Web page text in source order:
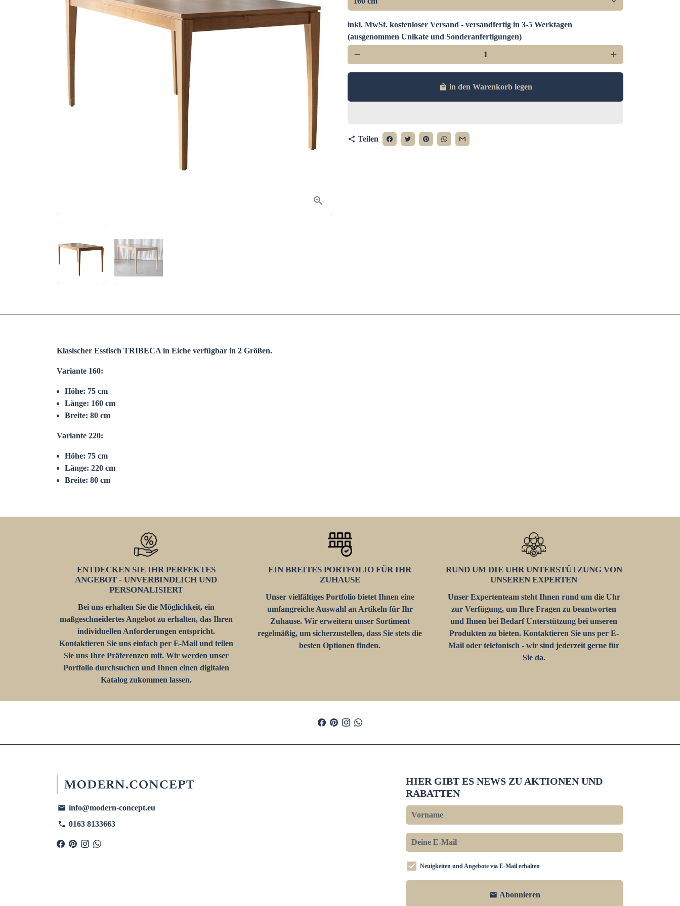
inkl. MwSt. kostenloser Versand - versandfertig in 3-5 Werktagen
(ausgenommen Unikate und Sonderanfertigungen)
remove add
local_mall in den Warenkorb legen
share Teilen
Klasischer Esstisch TRIBECA in Eiche verfügbar in 2 Größen.
Variante 160:
Höhe: 75 cm
Länge: 160 cm
Breite: 80 cm
Variante 220:
Höhe: 75 cm
Länge: 220 cm
Breite: 80 cm
ENTDECKEN SIE IHR PERFEKTES
ANGEBOT - UNVERBINDLICH UND
PERSONALISIERT
Bei uns erhalten Sie die Möglichkeit, ein
maßgeschneidertes Angebot zu erhalten, das Ihren
individuellen Anforderungen entspricht.
Kontaktieren Sie uns einfach per E-Mail und teilen
Sie uns Ihre Präferenzen mit. Wir werden unser
Portfolio durchsuchen und Ihnen einen digitalen
Katalog zukommen lassen.
EIN BREITES PORTFOLIO FÜR IHR
ZUHAUSE
Unser vielfältiges Portfolio bietet Ihnen eine
umfangreiche Auswahl an Artikeln für Ihr
Zuhause. Wir erweitern unser Sortiment
regelmäßig, um sicherzustellen, dass Sie stets die
besten Optionen finden.
RUND UM DIE UHR UNTERSTÜTZUNG VON
UNSEREN EXPERTEN
Unser Expertenteam steht Ihnen rund um die Uhr
zur Verfügung, um Ihre Fragen zu beantworten
und Ihnen bei Bedarf Unterstützung bei unseren
Produkten zu bieten. Kontaktieren Sie uns per E-
Mail oder telefonisch - wir sind jederzeit gerne für
Sie da.
email info@modern-concept.eu
phone 0163 8133663
HIER GIBT ES NEWS ZU AKTIONEN UND
RABATTEN
Neuigkeiten und Angebote via E-Mail erhalten
email Abonnieren